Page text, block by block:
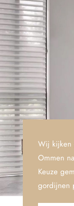
Wij kijken
Ommen
Keuze
gordijnen